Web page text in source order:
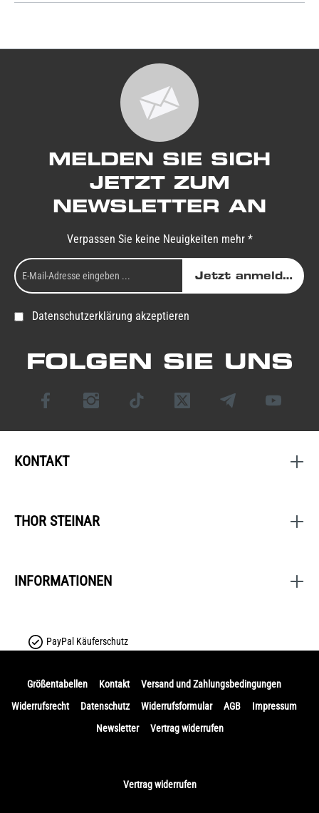
MELDEN SIE SICH
JETZT ZUM
NEWSLETTER AN
Verpassen Sie keine Neuigkeiten mehr *
Jetzt anmelden
Datenschutzerklärung akzeptieren
FOLGEN SIE UNS
KONTAKT
THOR STEINAR
INFORMATIONEN
PayPal Käuferschutz
Größentabellen Kontakt
Versand und Zahlungsbedingungen
Widerrufsrecht
Datenschutz Widerrufsformular AGB
Impressum
Newsletter
Vertrag widerrufen
Vertrag widerrufen